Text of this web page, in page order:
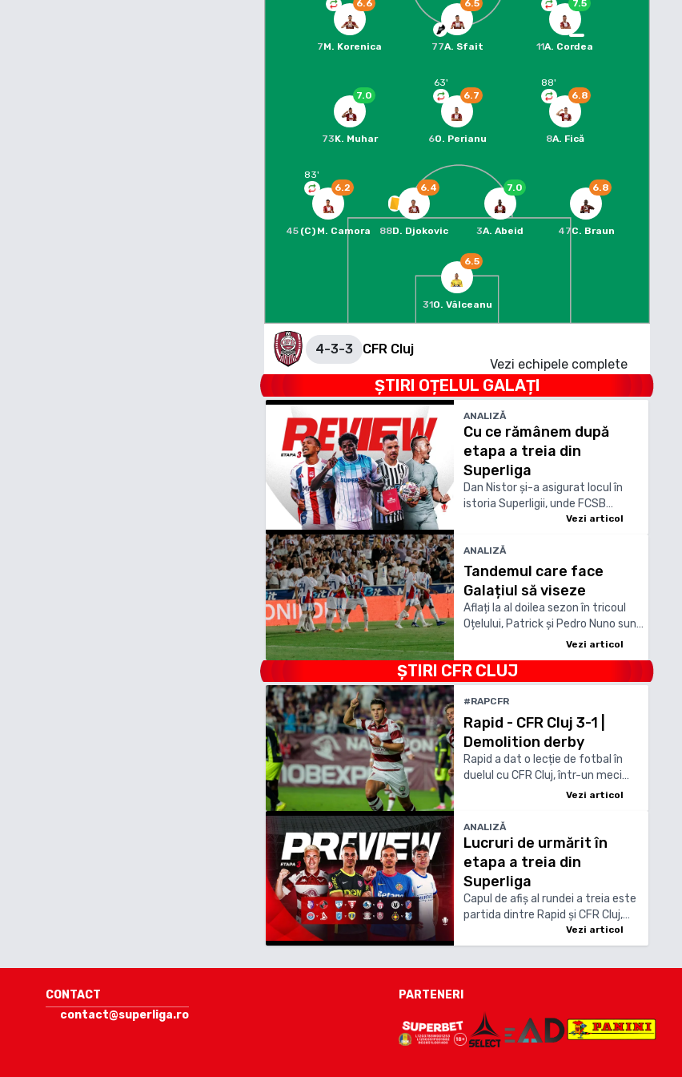
6.6
7M. Korenica
6.5
77A. Sfait
7.5
11A. Cordea
7.0
73K. Muhar
6.7
63'
6O. Perianu
6.8
88'
8A. Fică
6.2
83'
45 (C) M. Camora
6.4
88D. Djokovic
7.0
3A. Abeid
6.8
47C. Braun
6.5
31O. Vâlceanu
4-3-3
CFR Cluj
Vezi echipele complete
ȘTIRI OȚELUL GALAȚI
ANALIZĂ
Cu ce rămânem după
etapa a treia din
Superliga
Dan Nistor și-a asigurat locul în
istoria Superligii, unde FCSB
rămâne pe primul loc chiar dacă a
Vezi articol
ANALIZĂ
Tandemul care face
Galațiul să viseze
Aflați la al doilea sezon în tricoul
Oțelului, Patrick și Pedro Nuno sunt
liderii indiscutabili ai echipei în
Vezi articol
ȘTIRI CFR CLUJ
#RAPCFR
Rapid - CFR Cluj 3-1 |
Demolition derby
Rapid a dat o lecție de fotbal în
duelul cu CFR Cluj, într-un meci
extrem de spectaculos, în care
a doua.
Vezi articol
ANALIZĂ
Lucruri de urmărit în
etapa a treia din
Superliga
Capul de afiș al rundei a treia este
partida dintre Rapid și CFR Cluj,
care va avea loc duminică seară, în
Giulești
Vezi articol
CONTACT
contact@superliga.ro
PARTENERI